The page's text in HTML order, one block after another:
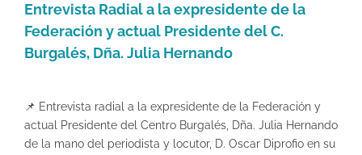
Entrevista Radial a la expresidente de la
Federación y actual Presidente del C.
Burgalés, Dña. Julia Hernando
imagen
más
grande
📌 Entrevista radial a la expresidente de la Federación y
actual Presidente del Centro Burgalés, Dña. Julia Hernando
de la mano del periodista y locutor, D. Oscar Diprofio en su